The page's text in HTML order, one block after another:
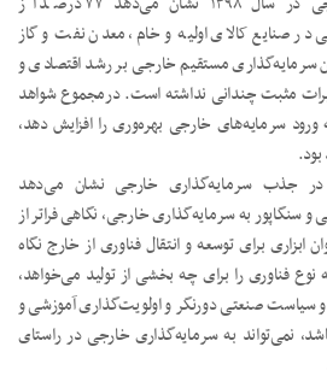
در صنایع کالای اولیه و خام، معدن نفت و گاز
مستقیم خارجی بر رشد اقتصادی و
مثبت چندانی نداشته است. درمجموع شواهد
سرمایه‌های خارجی بهره‌وری را افزایش دهد،
در جذب سرمایه‌گذاری خارجی نشان می‌دهد
سنگاپور به سرمایه‌گذاری خارجی، نگاهی فراتر از
ابزاری برای توسعه و انتقال فناوری از خارج نگاه
فناوری را برای چه بخشی از تولید می‌خواهد،
و سیاست صنعتی دورنگر و اولویت‌گذاری آموزشی و
نمی‌تواند به سرمایه‌گذاری خارجی در راستای